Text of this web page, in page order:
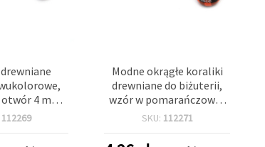
4 mm,
do
112269
Modne okrągłe koraliki
drewniane do biżuterii,
wzór w pomarańczowo-
czarną kratkę z napisem
otwór 4 mm – zestaw 5
SKU: 112271